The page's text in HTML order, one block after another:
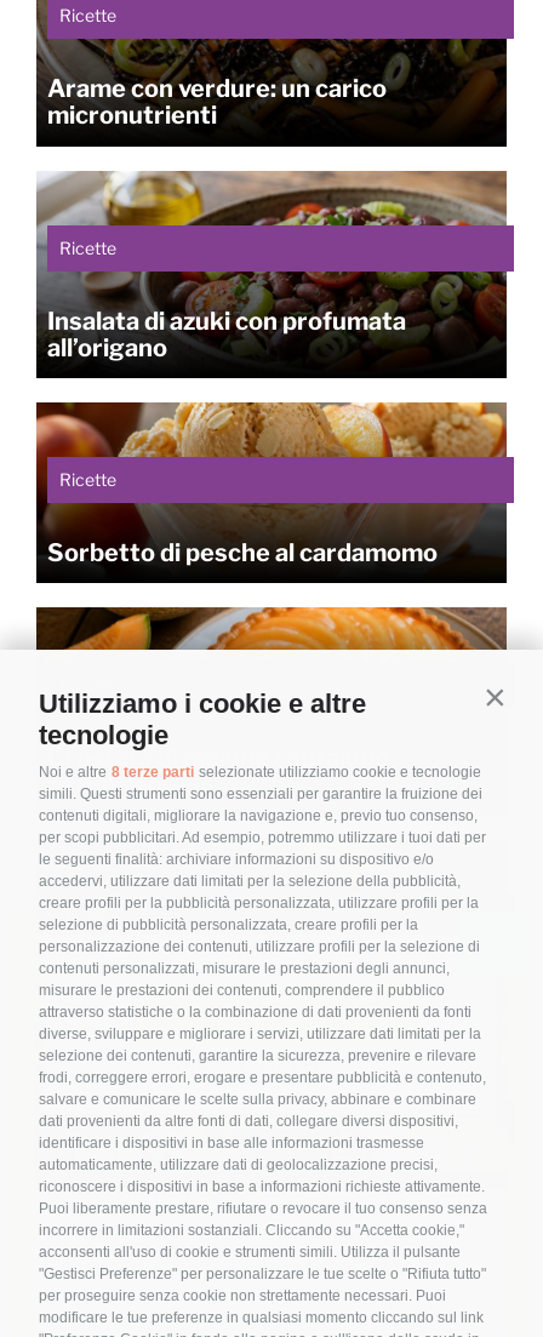
Utilizziamo i cookie e altre
tecnologie
Noi e altre 8 terze parti selezionate utilizziamo cookie e tecnologie
simili. Questi strumenti sono essenziali per garantire la fruizione dei
contenuti digitali, migliorare la navigazione e, previo tuo consenso,
per scopi pubblicitari. Ad esempio, potremmo utilizzare i tuoi dati per
le seguenti finalità: archiviare informazioni su dispositivo e/o
accedervi, utilizzare dati limitati per la selezione della pubblicità,
creare profili per la pubblicità personalizzata, utilizzare profili per la
selezione di pubblicità personalizzata, creare profili per la
personalizzazione dei contenuti, utilizzare profili per la selezione di
contenuti personalizzati, misurare le prestazioni degli annunci,
misurare le prestazioni dei contenuti, comprendere il pubblico
attraverso statistiche o la combinazione di dati provenienti da fonti
diverse, sviluppare e migliorare i servizi, utilizzare dati limitati per la
selezione dei contenuti, garantire la sicurezza, prevenire e rilevare
frodi, correggere errori, erogare e presentare pubblicità e contenuto,
salvare e comunicare le scelte sulla privacy, abbinare e combinare
dati provenienti da altre fonti di dati, collegare diversi dispositivi,
identificare i dispositivi in base alle informazioni trasmesse
automaticamente, utilizzare dati di geolocalizzazione precisi,
riconoscere i dispositivi in base a informazioni richieste attivamente.
Puoi liberamente prestare, rifiutare o revocare il tuo consenso senza
incorrere in limitazioni sostanziali. Cliccando su "Accetta cookie,"
acconsenti all'uso di cookie e strumenti simili. Utilizza il pulsante
"Gestisci Preferenze" per personalizzare le tue scelte o "Rifiuta tutto"
per proseguire senza cookie non strettamente necessari. Puoi
modificare le tue preferenze in qualsiasi momento cliccando sul link
Ricette
Arame con verdure: un carico
micronutrienti
Ricette
Insalata di azuki con profumata
all’origano
Ricette
Sorbetto di pesche al cardamomo
Crostata di melone cantalupo
agrumato
Ricette
Albicocche marinate in gelatina
Ricette
Lo tzatziki: dalla Grecia una ricetta
dalle origini remote
Nome *